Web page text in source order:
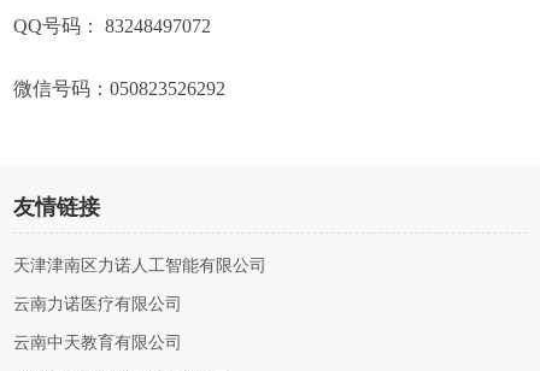
QQ号码： 83248497072
微信号码：050823526292
友情链接
天津津南区力诺人工智能有限公司
云南力诺医疗有限公司
云南中天教育有限公司